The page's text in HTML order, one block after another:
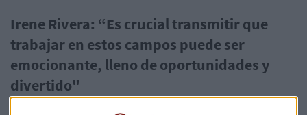
Irene Rivera: “Es crucial transmitir que
trabajar en estos campos puede ser
emocionante, lleno de oportunidades y
divertido"